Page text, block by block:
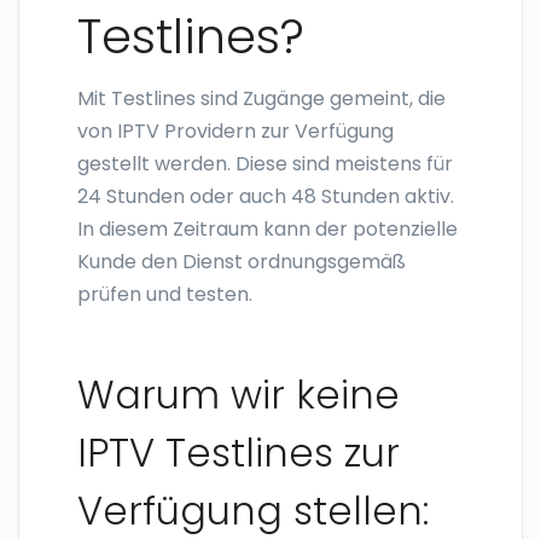
Testlines?
Mit Testlines sind Zugänge gemeint, die
von IPTV Providern zur Verfügung
gestellt werden. Diese sind meistens für
24 Stunden oder auch 48 Stunden aktiv.
In diesem Zeitraum kann der potenzielle
Kunde den Dienst ordnungsgemäß
prüfen und testen.
Warum wir keine
IPTV Testlines zur
Verfügung stellen: